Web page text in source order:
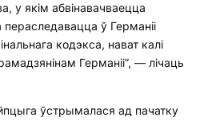
у якім абвінавачваецца
ў Германіі
кодэкса, нават калі
Германіі”, — лічаць
ўстрымалася ад пачатку